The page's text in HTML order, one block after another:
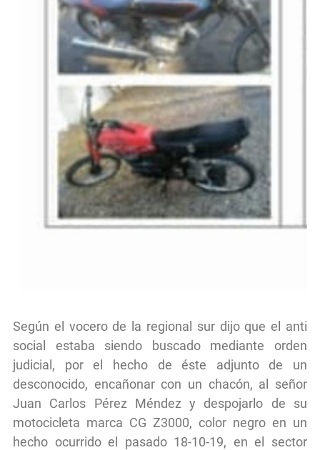
Según el vocero de la regional sur dijo que el anti
social estaba siendo buscado mediante orden
judicial, por el hecho de éste adjunto de un
desconocido, encañonar con un chacón, al señor
Juan Carlos Pérez Méndez y despojarlo de su
motocicleta marca CG Z3000, color negro en un
hecho ocurrido el pasado 18-10-19, en el sector